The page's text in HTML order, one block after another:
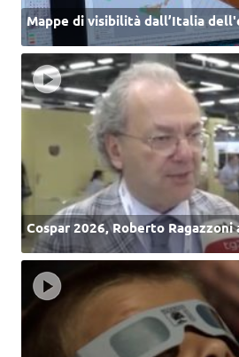
Mappe di visibilità dall’Italia
Cospar 2026, Roberto Ragazzoni